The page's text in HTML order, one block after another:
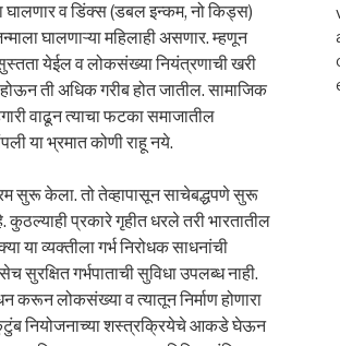
घालणार व डिंक्स (डबल इन्कम, नो किड्स)
घालणाऱ्या महिलाही असणार. म्हणून
येईल व लोकसंख्या नियंत्रणाची खरी
ती अधिक गरीब होत जातील. सामाजिक
वाढून त्याचा फटका समाजातील
या भ्रमात कोणी राहू नये.
सुरू केला. तो तेव्हापासून साचेबद्धपणे सुरू
प्रकारे गृहीत धरले तरी भारतातील
या व्यक्तीला गर्भ निरोधक साधनांची
गर्भपाताची सुविधा उपलब्ध नाही.
लोकसंख्या व त्यातून निर्माण होणारा
नियोजनाच्या शस्त्रक्रियेचे आकडे घेऊन